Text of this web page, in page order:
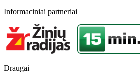
Informaciniai partneriai
Draugai